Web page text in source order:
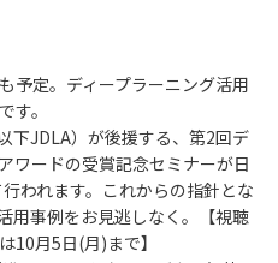
予定。ディープラーニング活用
す。
下JDLA）が後援する、第2回デ
ワードの受賞記念セミナーが日
われます。これからの指針とな
用事例をお見逃しなく。【視聴
10月5日(月)まで】